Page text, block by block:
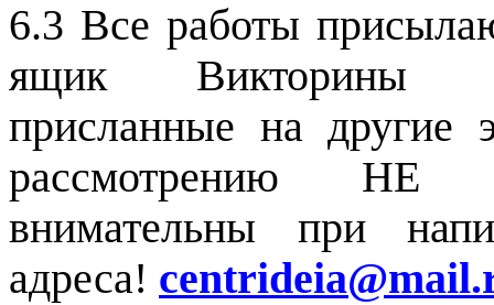
6.3 Все работы
ящик
присланные на другие
рассмотрению
внимательны при
адреса! centrideia@mail.